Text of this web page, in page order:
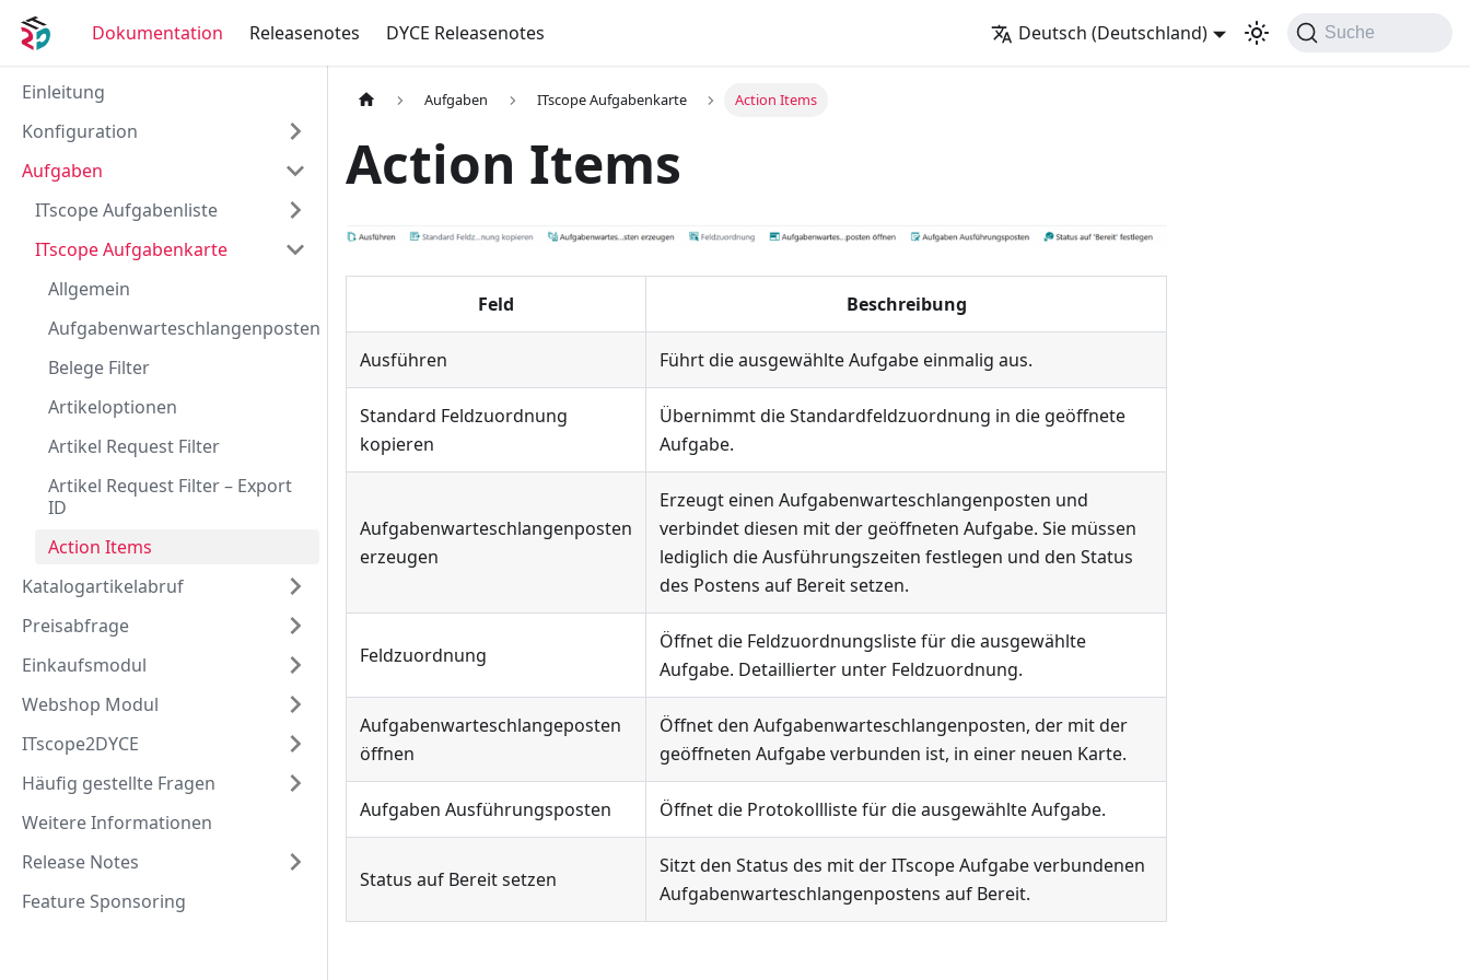
Dokumentation Releasenotes DYCE Releasenotes Deutsch (Deutschland) Suche
Einleitung
Konfiguration
Aufgaben
ITscope Aufgabenliste
ITscope Aufgabenkarte
Allgemein
Aufgabenwarteschlangenposten
Belege Filter
Artikeloptionen
Artikel Request Filter
Artikel Request Filter – Export
ID
Action Items
Katalogartikelabruf
Preisabfrage
Einkaufsmodul
Webshop Modul
ITscope2DYCE
Häufig gestellte Fragen
Weitere Informationen
Release Notes
Feature Sponsoring
Aufgaben ITscope Aufgabenkarte Action Items
Action Items
Feld Beschreibung
Ausführen Führt die ausgewählte Aufgabe einmalig aus.
Standard Feldzuordnung
kopieren
Übernimmt die Standardfeldzuordnung in die geöffnete
Aufgabe.
Aufgabenwarteschlangenposten
erzeugen
Erzeugt einen Aufgabenwarteschlangenposten und
verbindet diesen mit der geöffneten Aufgabe. Sie müssen
lediglich die Ausführungszeiten festlegen und den Status
des Postens auf Bereit setzen.
Feldzuordnung
Öffnet die Feldzuordnungsliste für die ausgewählte
Aufgabe. Detaillierter unter Feldzuordnung.
Aufgabenwarteschlangeposten
öffnen
Öffnet den Aufgabenwarteschlangenposten, der mit der
geöffneten Aufgabe verbunden ist, in einer neuen Karte.
Aufgaben Ausführungsposten Öffnet die Protokollliste für die ausgewählte Aufgabe.
Status auf Bereit setzen
Sitzt den Status des mit der ITscope Aufgabe verbundenen
Aufgabenwarteschlangenpostens auf Bereit.